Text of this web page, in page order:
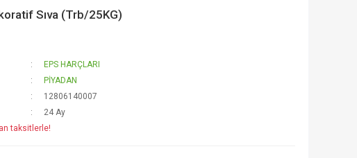
Sıva (Trb/25KG)
EPS HARÇLARI
PİYADAN
12806140007
24 Ay
taksitlerle!